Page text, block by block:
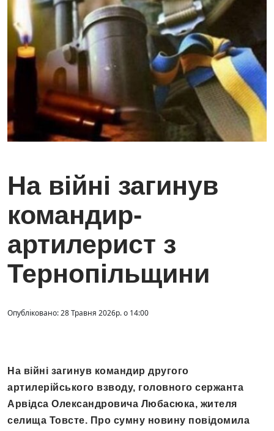
На війні загинув
командир-
артилерист з
Тернопільщини
Опубліковано: 28 Травня 2026р. о 14:00
На війні загинув командир другого
артилерійського взводу, головного сержанта
Арвідса Олександровича Любасюка, жителя
селища Товсте. Про сумну новину повідомила